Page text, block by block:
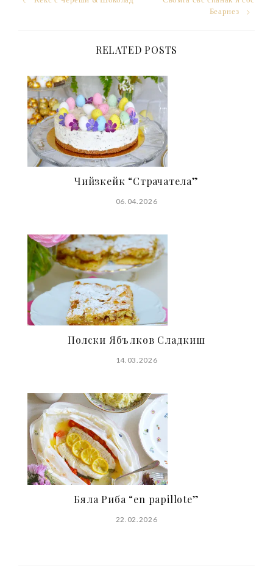
Post
Беарнез
RELATED POSTS
Чийзкейк “Страчатела”
06.04.2026
Полски Ябълков Сладкиш
14.03.2026
Бяла Риба “en papillote”
22.02.2026